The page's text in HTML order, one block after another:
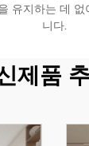
유지하는 데
니다.
제품